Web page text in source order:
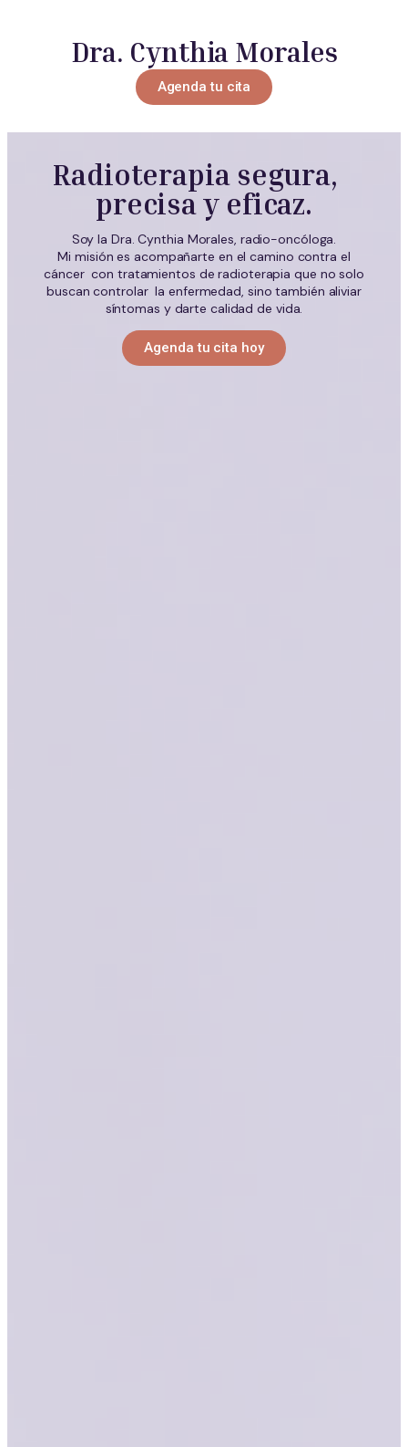
Dra. Cynthia Morales
Agenda tu cita
Radioterapia segura,
precisa y eficaz.
Soy la Dra. Cynthia Morales, radio-oncóloga.
Mi misión es acompañarte en el camino contra el
cáncer con tratamientos de radioterapia que no solo
buscan controlar la enfermedad, sino también aliviar
síntomas y darte calidad de vida.
Agenda tu cita hoy